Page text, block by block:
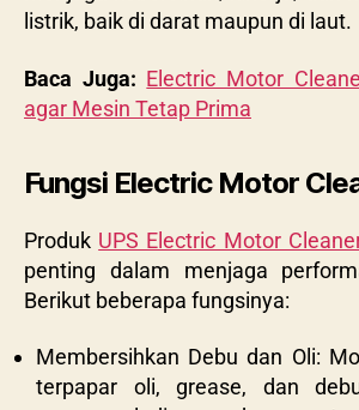
listrik, baik di darat maupun di laut.
Baca Juga: Electric Motor
agar Mesin Tetap Prima
Fungsi Electric Motor
Produk UPS Electric Motor
penting dalam menjaga
Berikut beberapa fungsinya:
Membersihkan Debu dan Oli:
terpapar oli, grease, dan